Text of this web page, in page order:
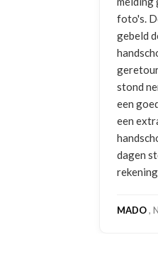
foto's.
gebeld
stond
een
een
dagen
MADO,